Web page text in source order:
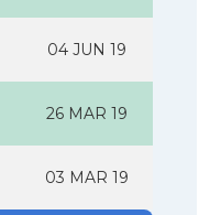
04 JUN 19
26 MAR 19
03 MAR 19